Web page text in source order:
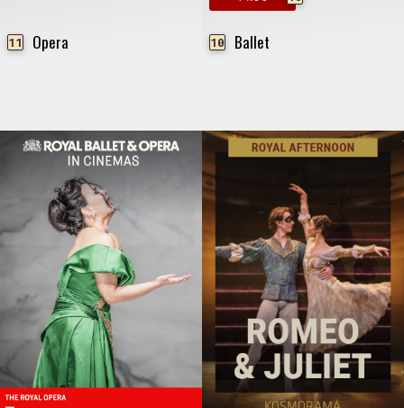
11 Opera 10 Ballet